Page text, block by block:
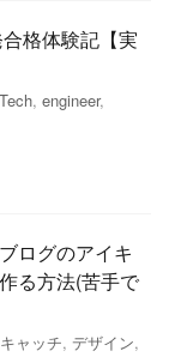
格体験記【実
, engineer,
ログのアイキ
る方法(苦手で
ャッチ, デザイン,